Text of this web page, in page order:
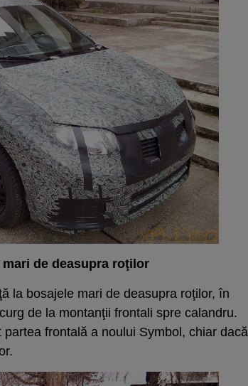
de deasupra roţilor
la bosajele mari de deasupra roţilor, în
de la montanţii frontali spre calandru.
frontală a noului Symbol, chiar dacă